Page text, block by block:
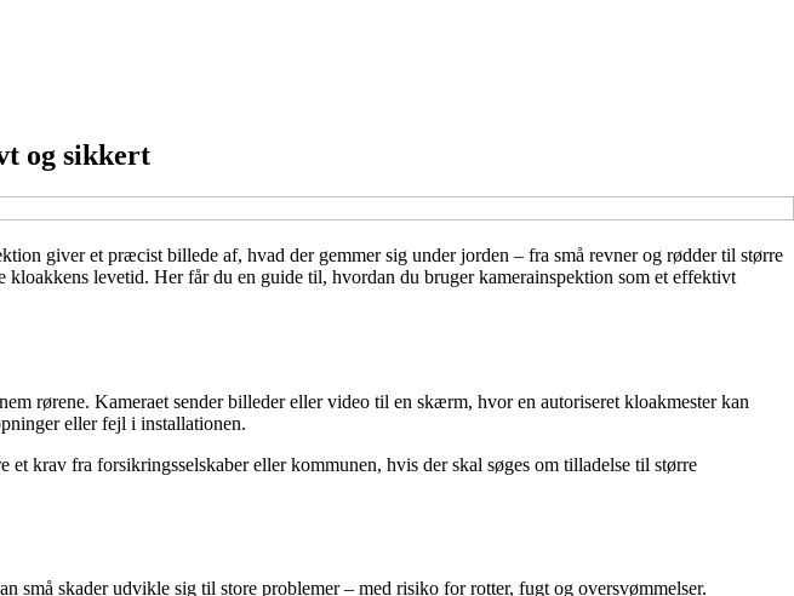
og sikkert
giver et præcist billede af, hvad der gemmer sig under jorden – fra små revner og rødder til større
levetid. Her får du en guide til, hvordan du bruger kamerainspektion som et effektivt
rørene. Kameraet sender billeder eller video til en skærm, hvor en autoriseret kloakmester kan
eller fejl i installationen.
krav fra forsikringsselskaber eller kommunen, hvis der skal søges om tilladelse til større
små skader udvikle sig til store problemer – med risiko for rotter, fugt og oversvømmelser.